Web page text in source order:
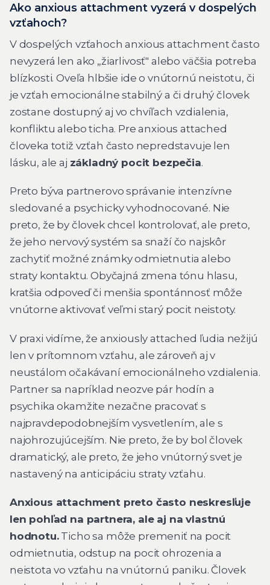
Ako anxious attachment vyzerá v dospelých
vzťahoch?
V dospelých vzťahoch anxious attachment často
nevyzerá len ako „žiarlivosť" alebo väčšia potreba
blízkosti. Oveľa hlbšie ide o vnútornú neistotu, či
je vzťah emocionálne stabilný a či druhý človek
zostane dostupný aj vo chvíľach vzdialenia,
konfliktu alebo ticha. Pre anxious attached
človeka totiž vzťah často nepredstavuje len
lásku, ale aj základný pocit bezpečia.
Preto býva partnerovo správanie intenzívne
sledované a psychicky vyhodnocované. Nie
preto, že by človek chcel kontrolovať, ale preto,
že jeho nervový systém sa snaží čo najskôr
zachytiť možné známky odmietnutia alebo
straty kontaktu. Obyčajná zmena tónu hlasu,
kratšia odpoveď či menšia spontánnosť môže
vnútorne aktivovať veľmi starý pocit neistoty.
V praxi vidíme, že anxiously attached ľudia nežijú
len v prítomnom vzťahu, ale zároveň aj v
neustálom očakávaní emocionálneho vzdialenia.
Partner sa napríklad neozve pár hodín a
psychika okamžite nezačne pracovať s
najpravdepodobnejším vysvetlením, ale s
najohrozujúcejším. Nie preto, že by bol človek
dramatický, ale preto, že jeho vnútorný svet je
nastavený na anticipáciu straty vzťahu.
Anxious attachment preto často neskresľuje
len pohľad na partnera, ale aj na vlastnú
hodnotu.Ticho sa môže premeniť na pocit
odmietnutia, odstup na pocit ohrozenia a
neistota vo vzťahu na vnútornú paniku. Človek